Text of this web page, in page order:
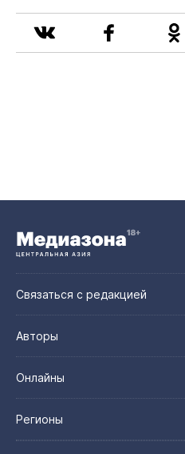
Связаться с редакцией
Авторы
Онлайны
Регионы